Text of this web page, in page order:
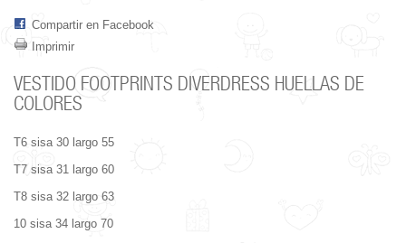
Compartir en Facebook
Imprimir
VESTIDO FOOTPRINTS DIVERDRESS HUELLAS DE
COLORES
T6 sisa 30 largo 55
T7 sisa 31 largo 60
T8 sisa 32 largo 63
10 sisa 34 largo 70